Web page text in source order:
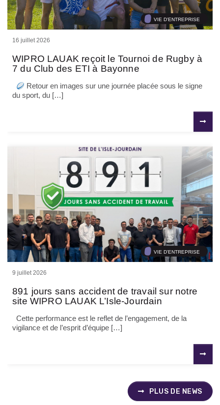
VIE D'ENTREPRISE
16 juillet 2026
WIPRO LAUAK reçoit le Tournoi de Rugby à
7 du Club des ETI à Bayonne
Retour en images sur une journée placée sous le signe
du sport, du […]
VIE D'ENTREPRISE
9 juillet 2026
891 jours sans accident de travail sur notre
site WIPRO LAUAK L’Isle-Jourdain
Cette performance est le reflet de l’engagement, de la
vigilance et de l’esprit d’équipe […]
PLUS DE NEWS